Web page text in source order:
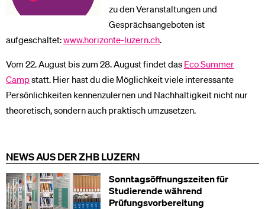
zu den Veranstaltungen und
Gesprächsangeboten ist
aufgeschaltet:www.horizonte-luzern.ch.
Vom 22. August bis zum 28. August findet das Eco Summer
Campstatt. Hier hast du die Möglichkeit viele interessante
Persönlichkeiten kennenzulernen und Nachhaltigkeit nicht nur
theoretisch, sondern auch praktisch umzusetzen.
NEWS AUS DER ZHB LUZERN
Sonntagsöffnungszeiten für
Studierende während
Prüfungsvorbereitung